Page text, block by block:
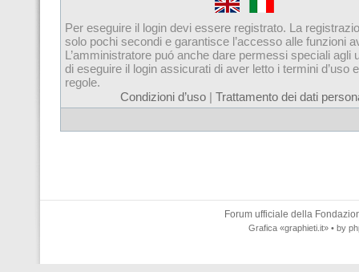
Per eseguire il login devi essere registrato. La
solo pochi secondi e garantisce l’accesso alle funzioni
L’amministratore puó anche dare permessi speciali agli
di eseguire il login assicurati di aver letto i termini d’uso
regole.
Condizioni d’uso | Trattamento dei dati
Forum ufficiale della
Grafica «graphieti.it» • by